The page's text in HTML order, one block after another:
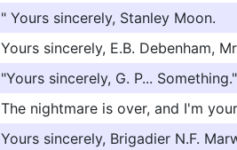
" Yours sincerely, Stanley Moon.
Yours sincerely, E.B. Debenham,
"Yours sincerely, G. P...
The nightmare is over, and I'm
Yours sincerely, Brigadier N.F.